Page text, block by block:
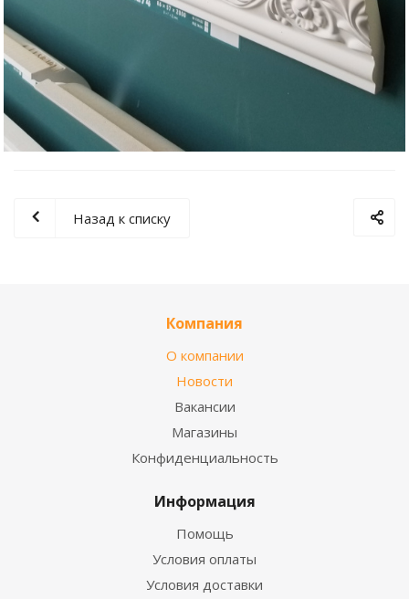
Назад к списку
Компания
О компании
Новости
Вакансии
Магазины
Конфиденциальность
Информация
Помощь
Условия оплаты
Условия доставки